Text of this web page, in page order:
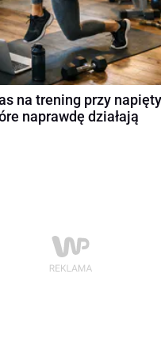
na trening przy
naprawdę działają